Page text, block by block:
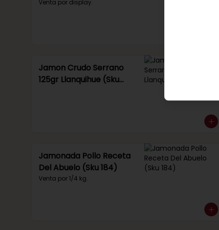
Venta por display.
Jamon Crudo Serrano
125gr Llanquihue (Sku
Jamonada Pollo Receta
Del Abuelo (Sku 184)
Venta por 1/4 kg.